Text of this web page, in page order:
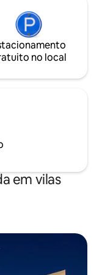
no local
em vilas